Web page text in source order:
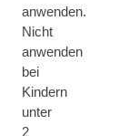
anwenden.
Nicht
anwenden
bei
Kindern
unter
2